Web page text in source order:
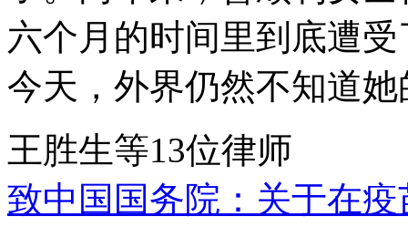
六个月的时间里到底遭
今天，外界仍然不知道
王胜生等13位律师
致中国国务院：关于在